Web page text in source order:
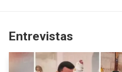
Entrevistas